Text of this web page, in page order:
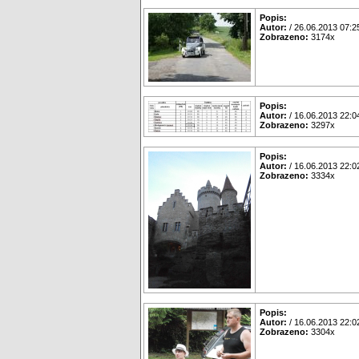
Popis:
Autor: / 26.06.2013
Zobrazeno: 3174x
Popis:
Autor: / 16.06.2013
Zobrazeno: 3297x
Popis:
Autor: / 16.06.2013
Zobrazeno: 3334x
Popis:
Autor: / 16.06.2013
Zobrazeno: 3304x